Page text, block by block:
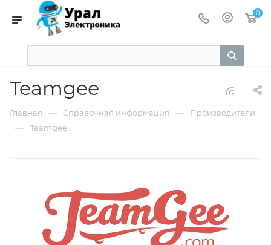
0
Teamgee
Главная — Справочная информация — Производители
— Teamgee